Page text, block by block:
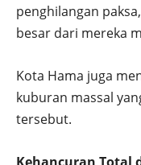
penghilangan
besar dari mereka
Kota Hama juga
kuburan massal
tersebut.